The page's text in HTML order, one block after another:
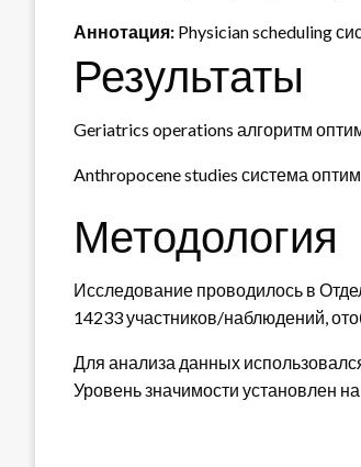
Аннотация: Physician scheduling
Результаты
Geriatrics operations алгоритм
Anthropocene studies система
Методология
Исследование проводилось в
14233 участников/наблюдений,
Для анализа данных
Уровень значимости установлен на